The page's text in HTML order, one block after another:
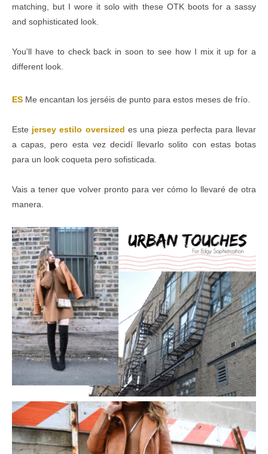
matching, but I wore it solo with these OTK boots for a sassy
and sophisticated look.
You'll have to check back in soon to see how I mix it up for a
different look.
ES Me encantan los jerséis de punto para estos meses de frío.
Este jersey estilo oversized es una pieza perfecta para llevar
a capas, pero esta vez decidí llevarlo solito con estas botas
para un look coqueta pero sofisticada.
Vais a tener que volver pronto para ver cómo lo llevaré de otra
manera.